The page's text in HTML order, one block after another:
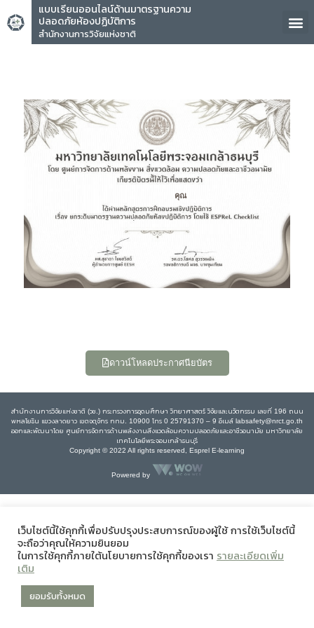
แบบเรียนออนไลน์ด้านมาตรฐานความ
ปลอดภัยห้องปฏิบัติการ
สำนักงานการวิจัยแห่งชาติ
คุณ
ดาวน์โหลดประกาศนียบัตร
สำนักงานการวิจัยแห่งชาติ (วช.) กระทรวงการอุดมศึกษา วิทยาศาสตร์ วิจัยและนวัตกรรม เลขที่ 196 ถนน
พหลโยธิน แขวงลาดยาว เขตจตุจักร กทม. 10900 โทร 0 25791370 – 9 อีเมล์ labsafety@nrct.go.th
ออกและพัฒนาโดย ศูนย์การจัดการด้านพลังงานสิ่งแวดล้อมความปลอดภัยและอาชีวอนามัย มหาวิทยาลัย
เทคโนโลยีพระจอมเกล้าธนบุรี
Copyright © 2022 All rights reserved, Esprel E-learning
Powered by
เว็บไซต์นี้ใช้คุกกี้เพื่อปรับปรุงประสบการณ์ของผู้ใช้ การใช้เว็บไซต์นี้
จะถือว่าคุณให้ความยินยอม
ในการใช้คุกกี้ภายใต้นโยบายการใช้คุกกี้ของเรา รายละเอียดเพิ่ม
เติม
ยอมรับทั้งหมด